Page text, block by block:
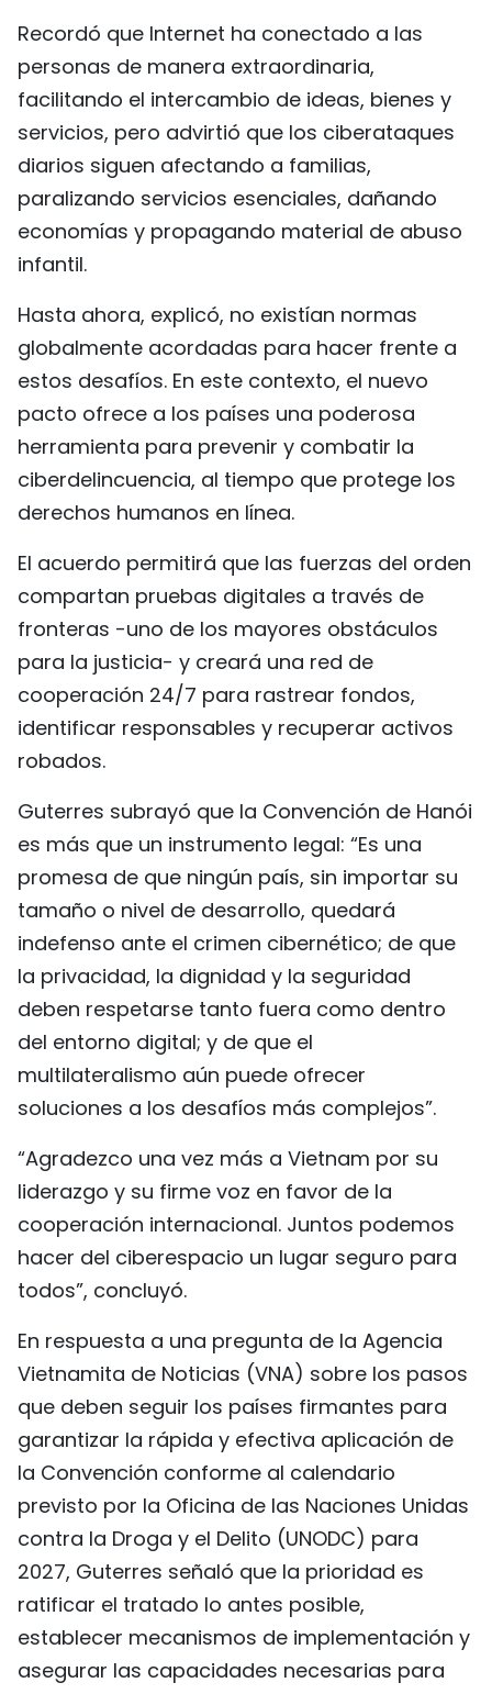
Recordó que Internet ha conectado a las
personas de manera extraordinaria,
facilitando el intercambio de ideas, bienes y
servicios, pero advirtió que los ciberataques
diarios siguen afectando a familias,
paralizando servicios esenciales, dañando
economías y propagando material de abuso
infantil.
Hasta ahora, explicó, no existían normas
globalmente acordadas para hacer frente a
estos desafíos. En este contexto, el nuevo
pacto ofrece a los países una poderosa
herramienta para prevenir y combatir la
ciberdelincuencia, al tiempo que protege los
derechos humanos en línea.
El acuerdo permitirá que las fuerzas del orden
compartan pruebas digitales a través de
fronteras -uno de los mayores obstáculos
para la justicia- y creará una red de
cooperación 24/7 para rastrear fondos,
identificar responsables y recuperar activos
robados.
Guterres subrayó que la Convención de Hanói
es más que un instrumento legal: “Es una
promesa de que ningún país, sin importar su
tamaño o nivel de desarrollo, quedará
indefenso ante el crimen cibernético; de que
la privacidad, la dignidad y la seguridad
deben respetarse tanto fuera como dentro
del entorno digital; y de que el
multilateralismo aún puede ofrecer
soluciones a los desafíos más complejos”.
“Agradezco una vez más a Vietnam por su
liderazgo y su firme voz en favor de la
cooperación internacional. Juntos podemos
hacer del ciberespacio un lugar seguro para
todos”, concluyó.
En respuesta a una pregunta de la Agencia
Vietnamita de Noticias (VNA) sobre los pasos
que deben seguir los países firmantes para
garantizar la rápida y efectiva aplicación de
la Convención conforme al calendario
previsto por la Oficina de las Naciones Unidas
contra la Droga y el Delito (UNODC) para
2027, Guterres señaló que la prioridad es
ratificar el tratado lo antes posible,
establecer mecanismos de implementación y
asegurar las capacidades necesarias para